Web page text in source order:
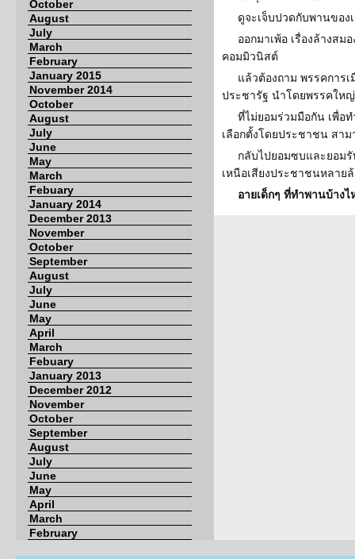
October
August
July
March
February
January 2015
November 2014
October
August
July
June
May
March
Febuary
January 2014
December 2013
November
October
September
August
July
June
May
April
March
Febuary
January 2013
December 2012
November
October
September
August
July
June
May
April
March
February
ดูจะเจ็บปวดกับพานของ
ออกมาเพ้อ เรื่องล้างสม
คอมมิวนิสต์
แล้วต้องถาม พรรคการ
ประชารัฐ นำโดยพรรคให
ที่ไม่ยอมร่วมมือกัน เพื่อ
เลือกตั้งโดยประชาชน สา
กลับไปยอมซบและยอมรั
เหนือเสียงประชาชนหลาย
อายเด็กๆ ที่ทำพานบ้าง